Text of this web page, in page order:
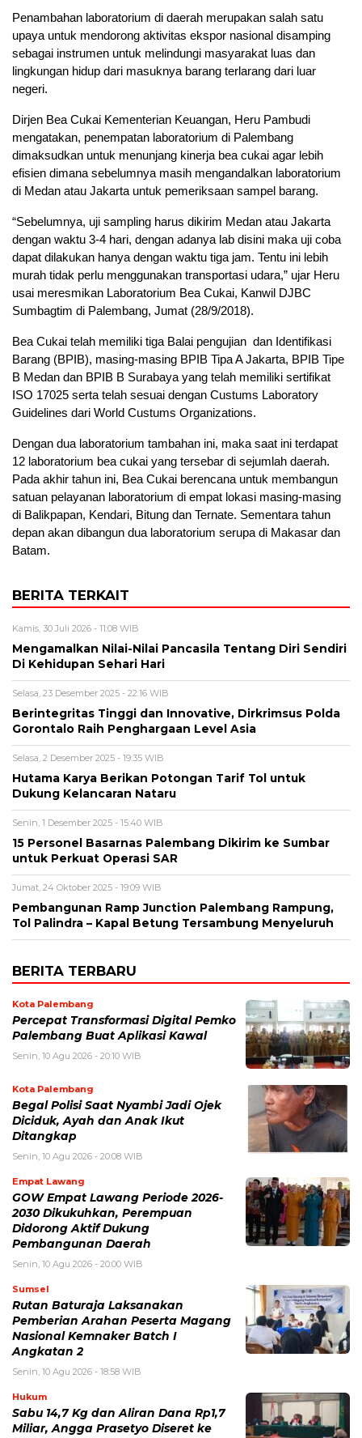
Penambahan laboratorium di daerah merupakan salah satu
upaya untuk mendorong aktivitas ekspor nasional disamping
sebagai instrumen untuk melindungi masyarakat luas dan
lingkungan hidup dari masuknya barang terlarang dari luar
negeri.
Dirjen Bea Cukai Kementerian Keuangan, Heru Pambudi
mengatakan, penempatan laboratorium di Palembang
dimaksudkan untuk menunjang kinerja bea cukai agar lebih
efisien dimana sebelumnya masih mengandalkan laboratorium
di Medan atau Jakarta untuk pemeriksaan sampel barang.
“Sebelumnya, uji sampling harus dikirim Medan atau Jakarta
dengan waktu 3-4 hari, dengan adanya lab disini maka uji coba
dapat dilakukan hanya dengan waktu tiga jam. Tentu ini lebih
murah tidak perlu menggunakan transportasi udara,” ujar Heru
usai meresmikan Laboratorium Bea Cukai, Kanwil DJBC
Sumbagtim di Palembang, Jumat (28/9/2018).
Bea Cukai telah memiliki tiga Balai pengujian dan Identifikasi
Barang (BPIB), masing-masing BPIB Tipa A Jakarta, BPIB Tipe
B Medan dan BPIB B Surabaya yang telah memiliki sertifikat
ISO 17025 serta telah sesuai dengan Custums Laboratory
Guidelines dari World Custums Organizations.
Dengan dua laboratorium tambahan ini, maka saat ini terdapat
12 laboratorium bea cukai yang tersebar di sejumlah daerah.
Pada akhir tahun ini, Bea Cukai berencana untuk membangun
satuan pelayanan laboratorium di empat lokasi masing-masing
di Balikpapan, Kendari, Bitung dan Ternate. Sementara tahun
depan akan dibangun dua laboratorium serupa di Makasar dan
Batam.
BERITA TERKAIT
Kamis, 30 Juli 2026 - 11:08 WIB
Mengamalkan Nilai-Nilai Pancasila Tentang Diri Sendiri
Di Kehidupan Sehari Hari
Selasa, 23 Desember 2025 - 22:16 WIB
Berintegritas Tinggi dan Innovative, Dirkrimsus Polda
Gorontalo Raih Penghargaan Level Asia
Selasa, 2 Desember 2025 - 19:35 WIB
Hutama Karya Berikan Potongan Tarif Tol untuk
Dukung Kelancaran Nataru
Senin, 1 Desember 2025 - 15:40 WIB
15 Personel Basarnas Palembang Dikirim ke Sumbar
untuk Perkuat Operasi SAR
Jumat, 24 Oktober 2025 - 19:09 WIB
Pembangunan Ramp Junction Palembang Rampung,
Tol Palindra – Kapal Betung Tersambung Menyeluruh
BERITA TERBARU
Kota Palembang
Percepat Transformasi Digital Pemko
Palembang Buat Aplikasi Kawal
Senin, 10 Agu 2026 - 20:10 WIB
Kota Palembang
Begal Polisi Saat Nyambi Jadi Ojek
Diciduk, Ayah dan Anak Ikut
Ditangkap
Senin, 10 Agu 2026 - 20:08 WIB
Empat Lawang
GOW Empat Lawang Periode 2026-
2030 Dikukuhkan, Perempuan
Didorong Aktif Dukung
Pembangunan Daerah
Senin, 10 Agu 2026 - 20:00 WIB
Sumsel
Rutan Baturaja Laksanakan
Pemberian Arahan Peserta Magang
Nasional Kemnaker Batch I
Angkatan 2
Senin, 10 Agu 2026 - 18:58 WIB
Hukum
Sabu 14,7 Kg dan Aliran Dana Rp1,7
Miliar, Angga Prasetyo Diseret ke